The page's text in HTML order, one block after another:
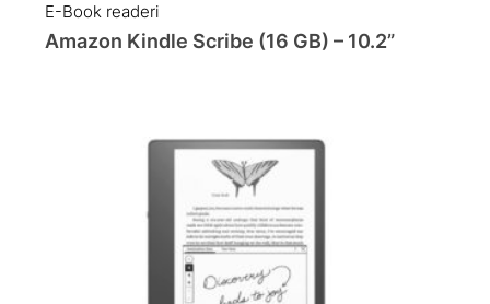
E-Book readeri
Amazon Kindle Scribe (16 GB) – 10.2”